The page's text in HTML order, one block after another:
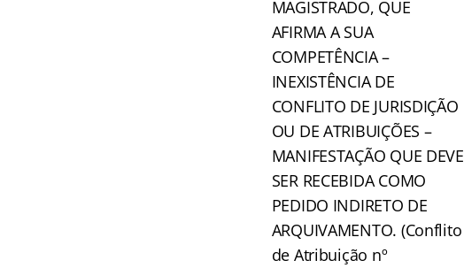
MAGISTRADO, QUE
AFIRMA A SUA
COMPETÊNCIA –
INEXISTÊNCIA DE
CONFLITO DE JURISDIÇÃO
OU DE ATRIBUIÇÕES –
MANIFESTAÇÃO QUE DEVE
SER RECEBIDA COMO
PEDIDO INDIRETO DE
ARQUIVAMENTO. (Conflito
de Atribuição nº